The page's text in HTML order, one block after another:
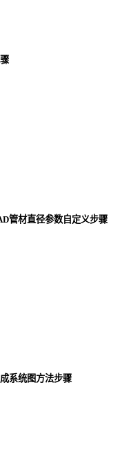
管材直径参数自定义步骤
系统图方法步骤